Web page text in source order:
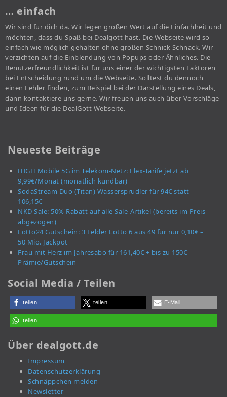
… einfach
Wir sind für dich da. Wir legen großen Wert auf die Einfachheit und
möchten, dass du Spaß bei Dealgott hast. Die Webseite wird so
einfach wie möglich gehalten ohne großen Schnick Schnack. Wir
verzichten auf die Einblendung von Popups oder Ähnliches. Die
Benutzerfreundlichkeit ist für uns einer der wichtigsten Faktoren
bei Entscheidung rund um die Webseite. Solltest du dennoch
einen Fehler finden, zum Beispiel bei der Darstellung eines Deals,
dann kontaktiere uns gerne. Wir freuen uns auch über Vorschläge
und Ideen für die DealGott Webseite.
Neueste Beiträge
HIGH Mobile 5G im Telekom-Netz: Flex-Tarife jetzt ab
9,99€/Monat (monatlich kündbar)
SodaStream Duo (Titan) Wassersprudler für 94€ statt
106,15€
NKD Sale: 50% Rabatt auf alle Sale-Artikel (bereits im Preis
abgezogen)
Lotto24 Gutschein: 3 Felder Lotto 6 aus 49 für nur 0,10€ –
50 Mio. Jackpot
Frau mit Herz im Jahresabo für 161,40€ + bis zu 150€
Prämie/Gutschein
Social Media / Teilen
teilen teilen E-Mail
teilen
Über dealgott.de
Impressum
Datenschutzerklärung
Schnäppchen melden
Newsletter